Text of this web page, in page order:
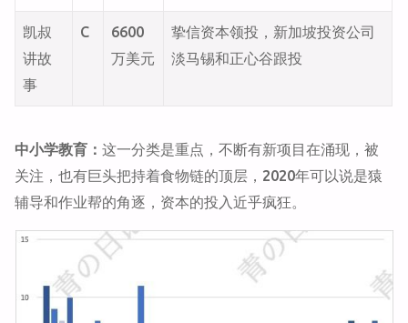
凯叔
讲故
事
C
6600
万美元
挚信资本领投，新加坡投资公司
淡马锡和正心谷跟投
中小学教育：这一分类是重点，不断有新项目在涌现，被
关注，也有巨头把持着食物链的顶层，2020年可以说是猿
辅导和作业帮的角逐，资本的投入近乎疯狂。